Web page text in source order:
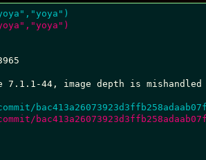
7.1.1-44, image depth is mishandled